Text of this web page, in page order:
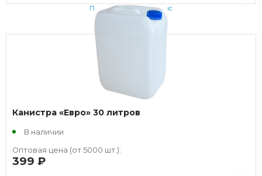
Получить оптовый прайс
Канистра «Евро» 30 литров
В наличии
Оптовая цена (от 5000 шт.):
399